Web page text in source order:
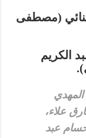
(مصطفى
الكريم
علاء،
عبد